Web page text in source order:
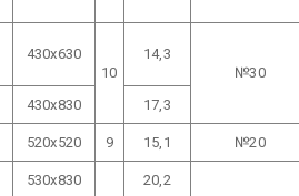
430х630
10
14,3
№30
430х830 17,3
520х520 9 15,1 №20
530х830 20,2